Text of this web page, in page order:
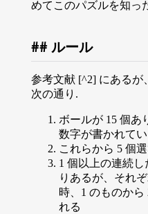
めてこのパズルを知っ
ルール
参考文献 [^2] にあるが
次の通り.
ボールが 15 個あ
数字が書かれて
これらから 5 個
1 個以上の連続し
りあるが、それ
時、1 のものから
れる